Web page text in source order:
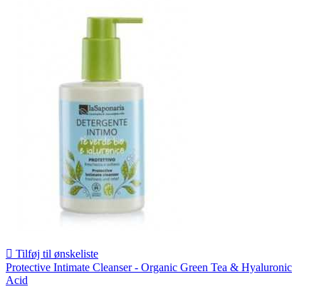
 Tilføj til ønskeliste
Protective Intimate Cleanser - Organic Green Tea & Hyaluronic
Acid